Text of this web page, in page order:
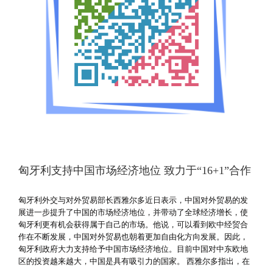
匈牙利支持中国市场经济地位 致力于“16+1”合作
匈牙利外交与对外贸易部长西雅尔多近日表示，中国对外贸易的发
展进一步提升了中国的市场经济地位，并带动了全球经济增长，使
匈牙利更有机会获得属于自己的市场。他说，可以看到欧中经贸合
作在不断发展，中国对外贸易也朝着更加自由化方向发展。因此，
匈牙利政府大力支持给予中国市场经济地位。目前中国对中东欧地
区的投资越来越大，中国是具有吸引力的国家。 西雅尔多指出，在